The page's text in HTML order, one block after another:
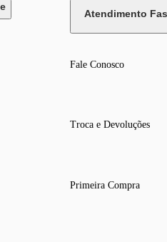
Atendimento
Fale Conosco
Troca e Devoluções
Primeira Compra